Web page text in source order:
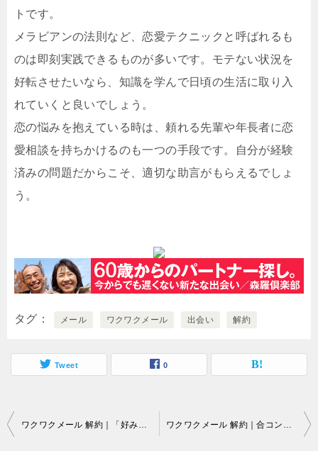
トです。
メラビアンの法則など、恋愛テクニックと呼ばれるも
のは即刻実践できるものが多いです。モテない状況を
好転させたいなら、知識を学んで日頃の生活に取り入
れていくと良いでしょう。
恋の悩みを抱えている時は、頼れる先輩や年長者に恋
愛相談を持ちかけるのも一つの手段です。自分が経験
済みの問題だからこそ、適切な助言がもらえるでしょ
う。
タグ メール ワクワクメール 出会い 解約
Tweet 0
投
ワクワクメール 解約｜「好みの人が近場にいるものの…。 ワクワクメール 解約｜合コンに参戦しても…。